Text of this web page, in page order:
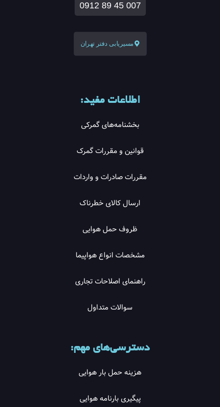
0912 89 45 007
مسیریابی دفتر تهران
اطلاعات مفید:
بخشنامه‌های گمرکی
قوانین و مقررات گمرک
مقررات صادرات و واردات
ارسال کالای خطرناک
ظروف حمل هوایی
مشخصات انواع هواپیما
راهنمای اصلاحات تجاری
سوالات متداول
دسترسی‌های مهم:
هزینه حمل بار هوایی
پیگیری بارنامه هوایی